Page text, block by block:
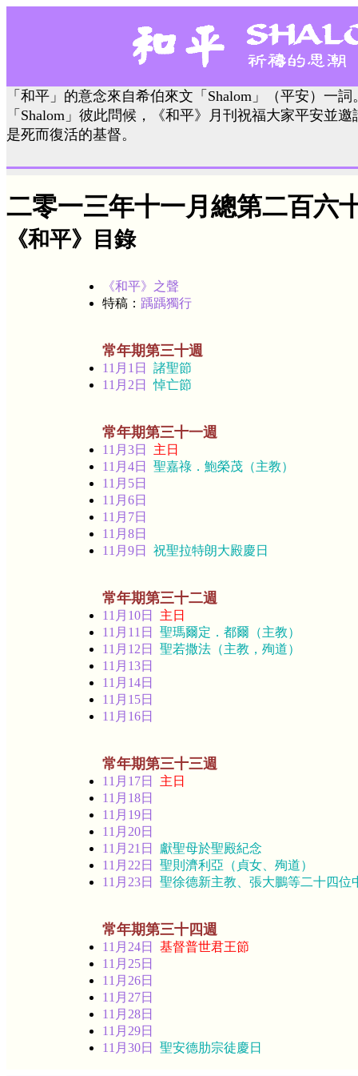
「和平」的意念來自希伯來文「Shalom」（平安）一
「Shalom」彼此問候，《和平》月刊祝福大家平安並
是死而復活的基督。
二零一三年十一月總第二百六
《和平》目錄
《和平》之聲
特稿： 踽踽獨行
常年期第三十週
11月1日 諸聖節
11月2日悼亡節
常年期第三十一週
11月3日
主日
11月4日 聖嘉祿．鮑榮茂（主教）
11月5日
11月6日
11月7日
11月8日
11月9日 祝聖拉特朗大殿慶日
常年期第三十二週
11月10日
主日
11月11日 聖瑪爾定．都爾（主教）
11月12日 聖若撒法（主教，殉道）
11月13日
11月14日
11月15日
11月16日
常年期第三十三週
11月17日
主日
11月18日
11月19日
11月20日
11月21日 獻聖母於聖殿紀念
11月22日 聖則濟利亞（貞女、殉道）
11月23日 聖徐德新主教、張大鵬等二十四位
常年期第三十四週
11月24日
基督普世君王節
11月25日
11月26日
11月27日
11月28日
11月29日
11月30日 聖安德肋宗徒慶日